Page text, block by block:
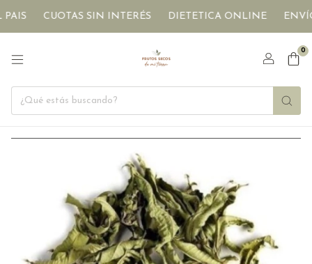
CUOTAS SIN INTERÉS DIETETICA ONLINE ENVÍOS A
0